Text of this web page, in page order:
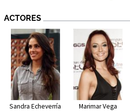
ACTORES
Sandra Echeverría Marimar Vega